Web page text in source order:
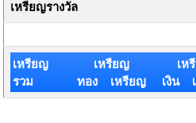
เหรียญรางวัล
เหรียญ
รวม
เหรียญ
ทอง เหรียญ
เห
เงิน